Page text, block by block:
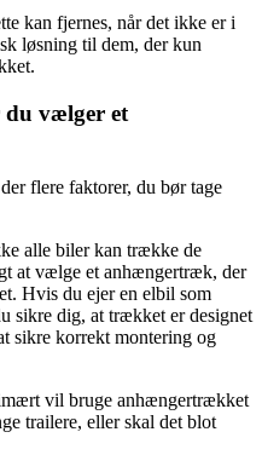
kan fjernes, når det ikke er i
løsning til dem, der kun
du vælger et
flere faktorer, du bør tage
alle biler kan trække de
at vælge et anhængertræk, der
Hvis du ejer en elbil som
sikre dig, at trækket er designet
sikre korrekt montering og
vil bruge anhængertrækket
trailere, eller skal det blot